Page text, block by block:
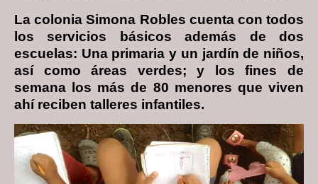
La colonia Simona Robles cuenta con todos
los servicios básicos además de dos
escuelas: Una primaria y un jardín de niños,
así como áreas verdes; y los fines de
semana los más de 80 menores que viven
ahí reciben talleres infantiles.